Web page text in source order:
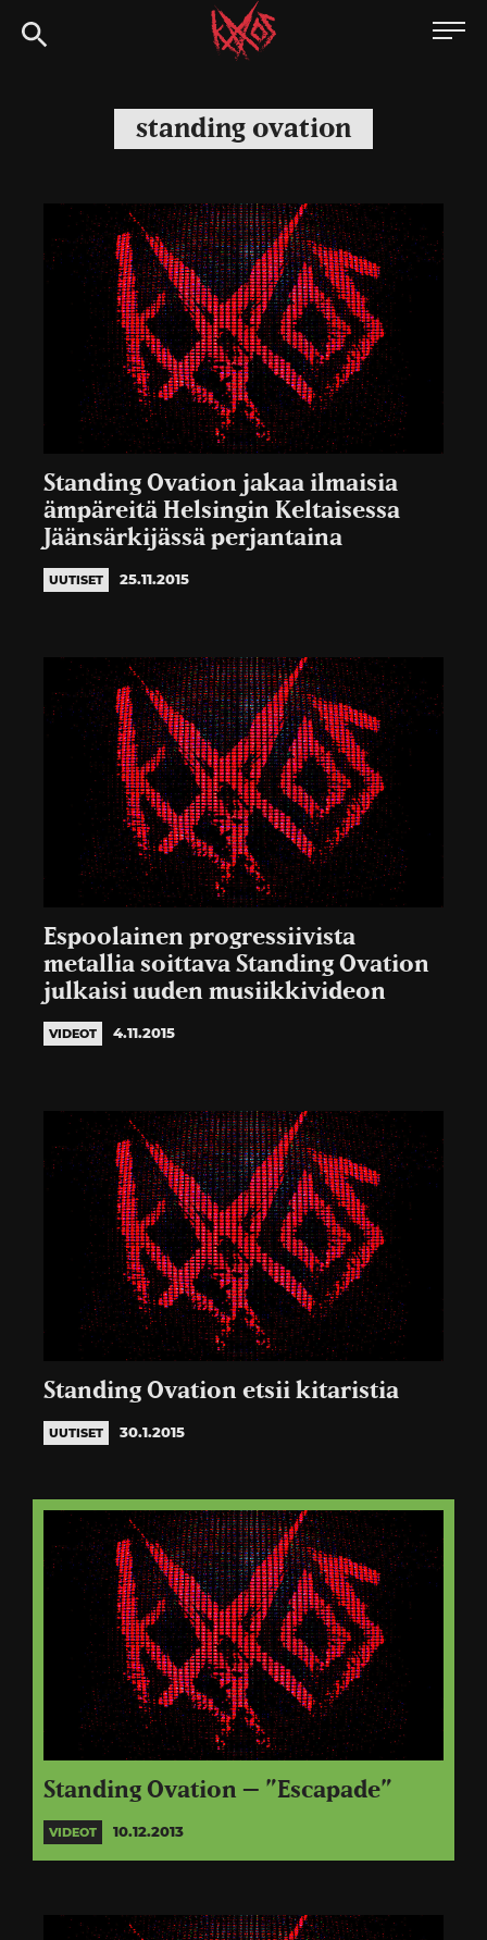
Siirry
suoraan
Kaaoszine
standing ovation
Standing Ovation jakaa ilmaisia
ämpäreitä Helsingin Keltaisessa
Jäänsärkijässä perjantaina
UUTISET 25.11.2015
Espoolainen progressiivista
metallia soittava Standing Ovation
julkaisi uuden musiikkivideon
VIDEOT 4.11.2015
Standing Ovation etsii kitaristia
UUTISET 30.1.2015
Standing Ovation – ”Escapade”
VIDEOT 10.12.2013